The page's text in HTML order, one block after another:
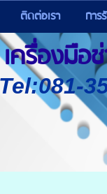
ติดต่อเรา การ
ครื่องมือ